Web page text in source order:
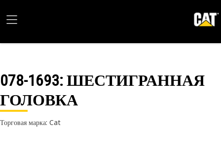
078-1693: ШЕСТИГРАННАЯ
ГОЛОВКА
Торговая марка: Cat